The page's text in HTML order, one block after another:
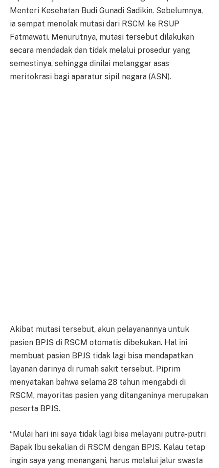
Menteri Kesehatan Budi Gunadi Sadikin. Sebelumnya,
ia sempat menolak mutasi dari RSCM ke RSUP
Fatmawati. Menurutnya, mutasi tersebut dilakukan
secara mendadak dan tidak melalui prosedur yang
semestinya, sehingga dinilai melanggar asas
meritokrasi bagi aparatur sipil negara (ASN).
Akibat mutasi tersebut, akun pelayanannya untuk
pasien BPJS di RSCM otomatis dibekukan. Hal ini
membuat pasien BPJS tidak lagi bisa mendapatkan
layanan darinya di rumah sakit tersebut. Piprim
menyatakan bahwa selama 28 tahun mengabdi di
RSCM, mayoritas pasien yang ditanganinya merupakan
peserta BPJS.
“Mulai hari ini saya tidak lagi bisa melayani putra-putri
Bapak Ibu sekalian di RSCM dengan BPJS. Kalau tetap
ingin saya yang menangani, harus melalui jalur swasta